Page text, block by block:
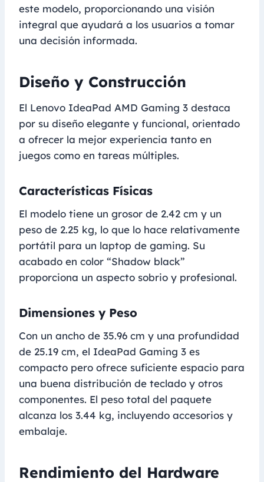
este modelo, proporcionando una visión
integral que ayudará a los usuarios a tomar
una decisión informada.
Diseño y Construcción
El Lenovo IdeaPad AMD Gaming 3 destaca
por su diseño elegante y funcional, orientado
a ofrecer la mejor experiencia tanto en
juegos como en tareas múltiples.
Características Físicas
El modelo tiene un grosor de 2.42 cm y un
peso de 2.25 kg, lo que lo hace relativamente
portátil para un laptop de gaming. Su
acabado en color “Shadow black”
proporciona un aspecto sobrio y profesional.
Dimensiones y Peso
Con un ancho de 35.96 cm y una profundidad
de 25.19 cm, el IdeaPad Gaming 3 es
compacto pero ofrece suficiente espacio para
una buena distribución de teclado y otros
componentes. El peso total del paquete
alcanza los 3.44 kg, incluyendo accesorios y
embalaje.
Rendimiento del Hardware